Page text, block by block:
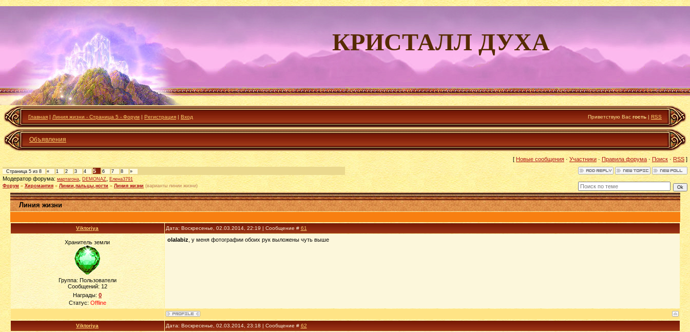
КРИСТАЛЛ ДУХА
Главная | Линия жизни - Страница 5 - Форум | Регистрация | Вход Приветствую Вас гость | RSS
Объявления
[Новые сообщения · Участники·Правила форума·Поиск · RSS ]
Страница 5 из 8 « 1 2 3 4 5 6 7 8 »
Модератор форума:мартагона DEMONAZ
Елена3791
Форум » Хиромантия » Линии,пальцы,ногти » Линия жизни (варианты линии жизни)
Линия жизни
Viktoriya Дата: Воскресенье, 02.03.2014, 22:19 | Сообщение # 61
Хранитель земли
Группа: Пользователи
Сообщений:12
Награды: 0
Статус: Offline
olalabiz , у меня фотографии обоих рук выложены чуть выше
Viktoriya Дата: Воскресенье, 02.03.2014, 23:18 | Сообщение # 62